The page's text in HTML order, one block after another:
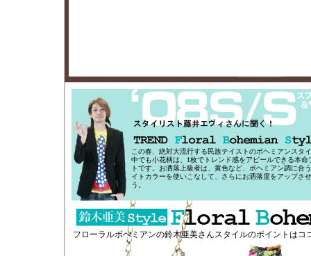
この春、絶対大流行する民族テイストのボヘミアンスタ
中でも小花柄は、1枚でトレンド感をアピールできる本命
トです。お洒落上級者は、黄色など、ボヘミアン調に合
イトカラーを使いこなして、さらにお洒落度をアップさ
う。
フローラルボヘミアンの鈴木亜美さんスタイルのポイントはコ